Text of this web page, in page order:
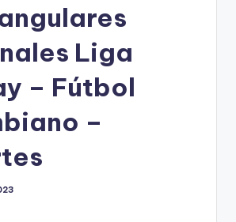
Liga
– Fútbol
–